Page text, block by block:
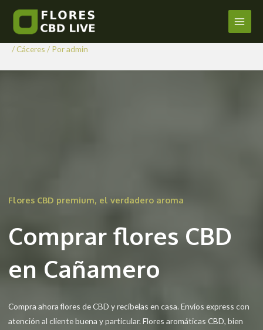
contenido
Main
Comprar Flores CBD en
Cañamero
/Cáceres / Poradmin
Flores CBD premium, el verdadero aroma
Comprar flores CBD
en Cañamero
Compra ahora flores de CBD y recíbelas en casa. Envíos express con
atención al cliente buena y particular. Flores aromáticas CBD, bien